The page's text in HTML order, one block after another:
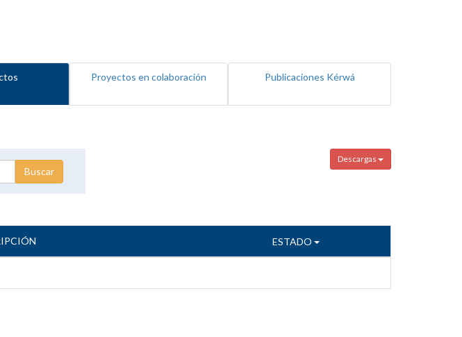
Proyectos en colaboración Publicaciones Kérwá
Descargas
ESTADO